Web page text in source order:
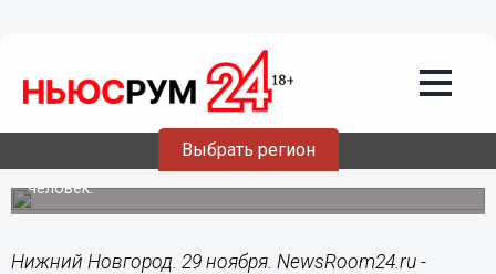
Выбрать регион
29.11.202016:10
Еще 14 жителей Нижегородской
области скончались от коронавируса
Всего с начала пандемии в регионе умерло 1155
человек.
Нижний Новгород. 29 ноября. NewsRoom24.ru -